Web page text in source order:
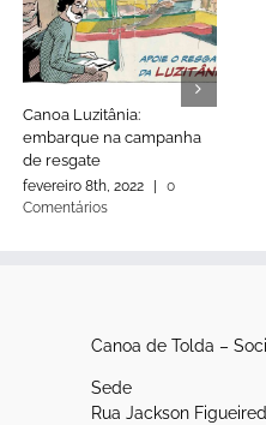
Canoa Luzitânia:
embarque na campanha
de resgate
fevereiro 8th, 2022
0
Comentários
Canoa de Tolda –
Sede
Rua Jackson